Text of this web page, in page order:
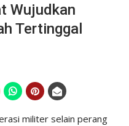
Wujudkan
Tertinggal
militer selain perang